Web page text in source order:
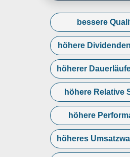
bessere
höhere
höherer
höhere Relative
höhere
höheres